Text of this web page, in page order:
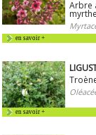
Arbre
en savoir +
en savoir +